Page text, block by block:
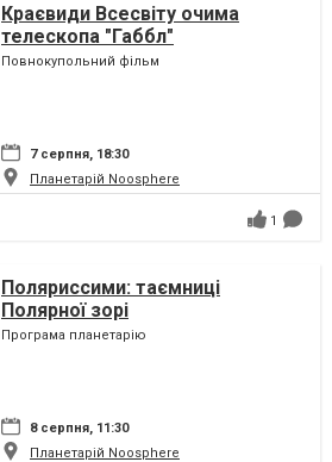
Краєвиди Всесвіту очима
телескопа "Габбл"
Повнокупольний фільм
7 серпня, 18:30
Планетарій Noosphere
1
Поляриссими: таємниці
Полярної зорі
Програма планетарію
8 серпня, 11:30
Планетарій Noosphere